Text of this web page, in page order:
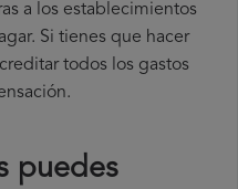
a los establecimientos
Si tienes que hacer
todos los gastos
puedes